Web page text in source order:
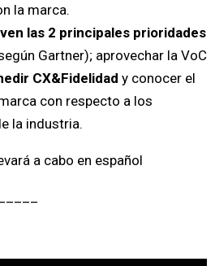
la marca.
las 2 principales prioridades
Gartner); aprovechar la VoC
CX&Fidelidad y conocer el
con respecto a los
la industria.
a cabo en español